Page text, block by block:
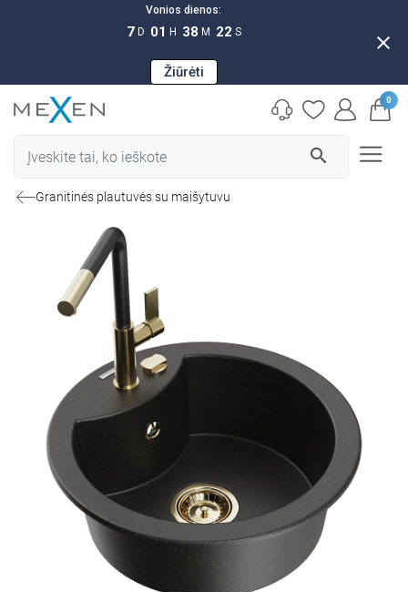
Vonios dienos:
7 D 01 H 38 M 21 S
Žiūrėti
close
search
0
Granitinės plautuvės su maišytuvu